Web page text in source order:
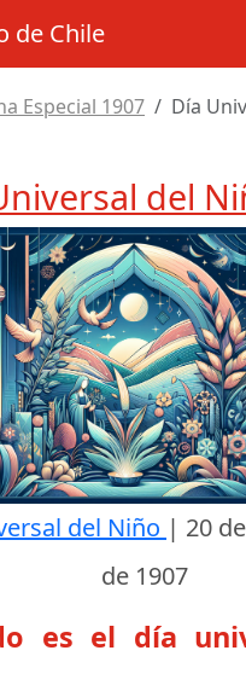
de Chile
Especial 1907 Día
del
del Niño | 20
de 1907
es el día